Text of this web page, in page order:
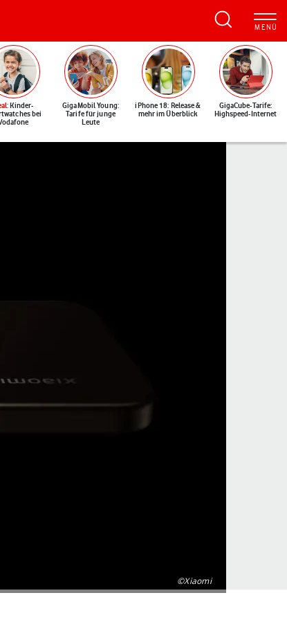
: Kinder-
bei
GigaMobil Young:
Tarife für junge
Leute
iPhone 18: Release &
mehr im Überblick
GigaCube-Tarife:
Highspeed-Internet
©Xiaomi